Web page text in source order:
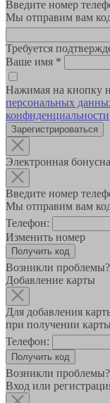
Введите номер
Мы отправим вам
Требуется
Ваше имя *
Нажимая на кнопку
персональных
конфиденциальности
Зарегистрироваться
Электронная
Введите номер
Мы отправим вам
Телефон:
Изменить номер
Возникли проблемы?
Добавление карты
Для добавления
при получении карты
Телефон:
Возникли проблемы?
Вход или